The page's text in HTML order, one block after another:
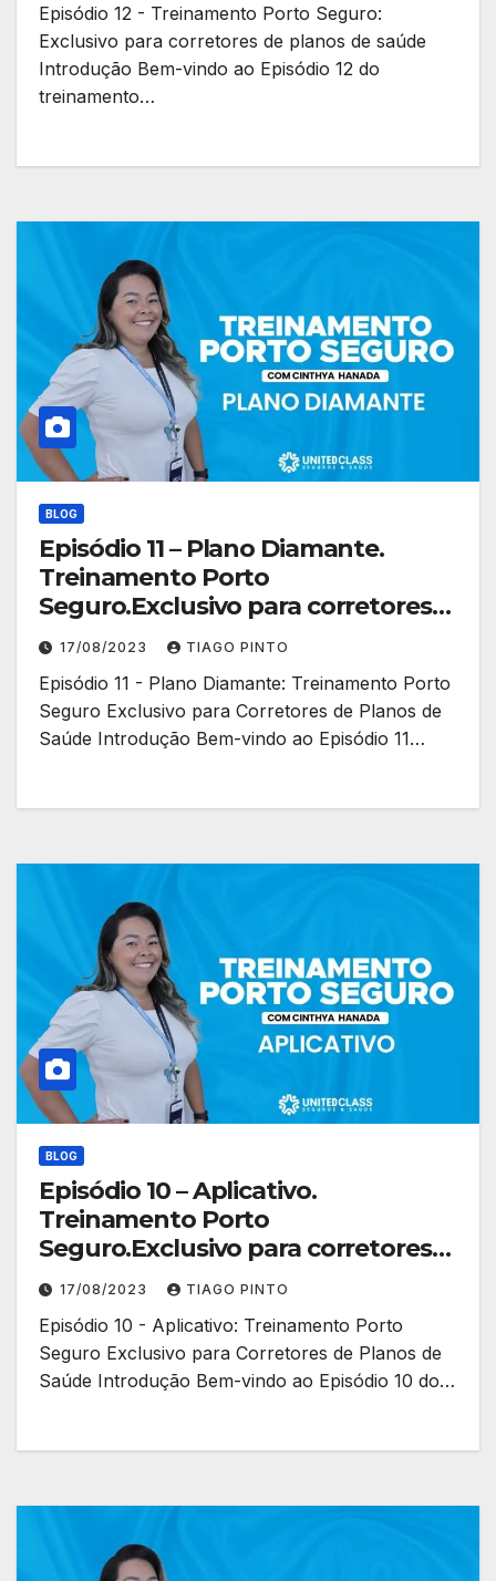
Episódio 12 - Treinamento Porto Seguro:
Exclusivo para corretores de planos de saúde
Introdução Bem-vindo ao Episódio 12 do
treinamento…
BLOG
Episódio 11 – Plano Diamante.
Treinamento Porto
Seguro.Exclusivo para corretores
de planos de saúde
17/08/2023 TIAGO PINTO
Episódio 11 - Plano Diamante: Treinamento Porto
Seguro Exclusivo para Corretores de Planos de
Saúde Introdução Bem-vindo ao Episódio 11…
BLOG
Episódio 10 – Aplicativo.
Treinamento Porto
Seguro.Exclusivo para corretores
de planos de saúde
17/08/2023 TIAGO PINTO
Episódio 10 - Aplicativo: Treinamento Porto
Seguro Exclusivo para Corretores de Planos de
Saúde Introdução Bem-vindo ao Episódio 10 do…